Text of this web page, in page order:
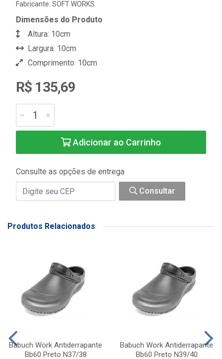
Fabricante: SOFT WORKS
Dimensões do Produto
Altura: 10cm
Largura: 10cm
Comprimento: 10cm
R$ 135,69
Adicionar ao Carrinho
Consulte as opções de entrega
Consultar
Produtos Relacionados
Babuch Work Antiderrapante
Bb60 Preto N37/38
Babuch Work Antiderrapante
Bb60 Preto N39/40